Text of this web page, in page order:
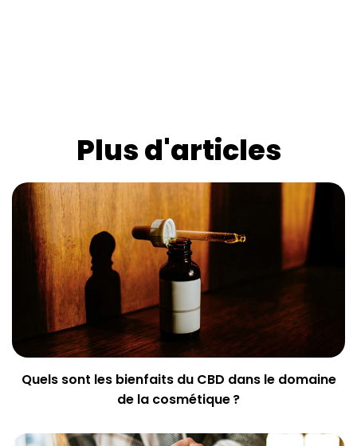
Plus d'articles
Quels sont les bienfaits du CBD dans le domaine
de la cosmétique ?